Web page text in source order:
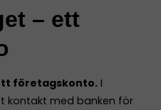
– ett
företagskonto. I
kontakt med banken för